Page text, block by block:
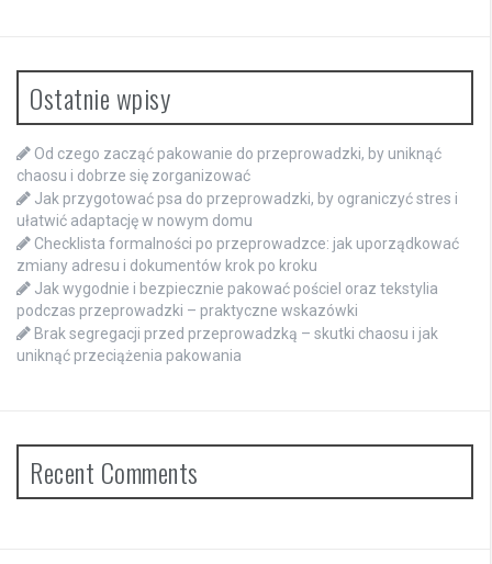
Ostatnie wpisy
Od czego zacząć pakowanie do przeprowadzki, by uniknąć
chaosu i dobrze się zorganizować
Jak przygotować psa do przeprowadzki, by ograniczyć stres i
ułatwić adaptację w nowym domu
Checklista formalności po przeprowadzce: jak uporządkować
zmiany adresu i dokumentów krok po kroku
Jak wygodnie i bezpiecznie pakować pościel oraz tekstylia
podczas przeprowadzki – praktyczne wskazówki
Brak segregacji przed przeprowadzką – skutki chaosu i jak
uniknąć przeciążenia pakowania
Recent Comments